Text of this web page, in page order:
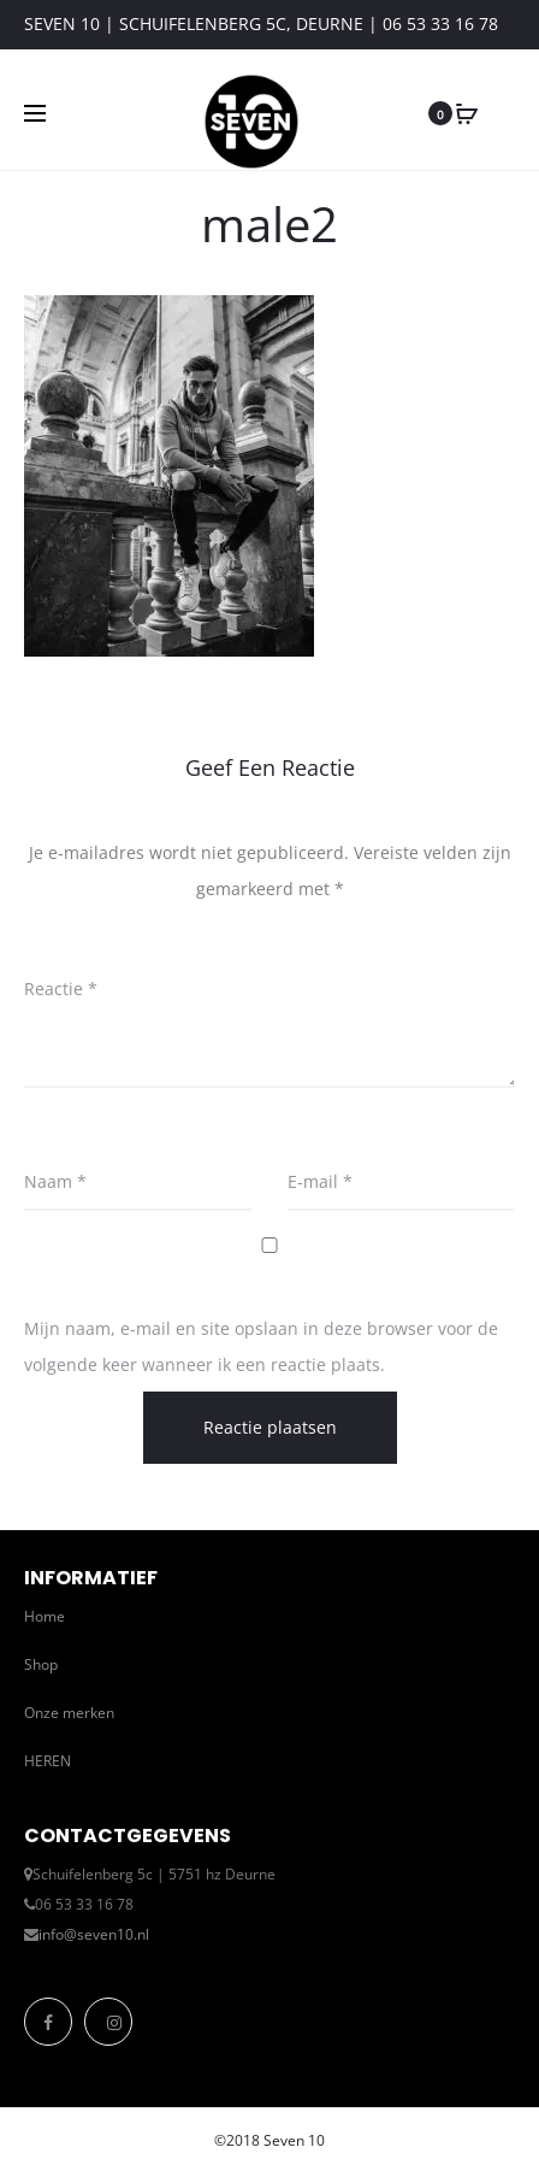
SEVEN 10 | SCHUIFELENBERG 5C, DEURNE | 06 53 33 16 78
0
male2
Geef Een Reactie
Je e-mailadres wordt niet gepubliceerd. Vereiste velden zijn
gemarkeerd met *
Reactie *
Naam * E-mail *
Mijn naam, e-mail en site opslaan in deze browser voor de
volgende keer wanneer ik een reactie plaats.
INFORMATIEF
Home
Shop
Onze merken
HEREN
CONTACTGEGEVENS
Schuifelenberg 5c | 5751 hz Deurne
06 53 33 16 78
info@seven10.nl
©2018 Seven 10